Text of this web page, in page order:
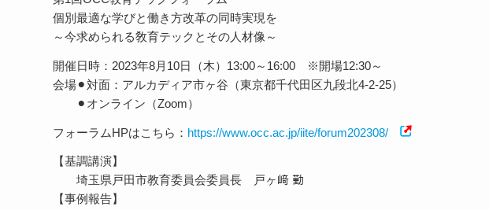
個別最適な学びと働き方改革の同時実現を
～今求められる敎育テックとその人材像～
開催日時：2023年8月10日（木）13:00～16:00 ※開場12:30～
会場⚫︎対面：アルカディア市ヶ谷（東京都千代田区九段北4-2-25）
⚫︎オンライン（Zoom）
フォーラムHPはこちら： https://www.occ.ac.jp/iite/forum202308/
【基調講演】
埼玉県戸田市教育委員会委員長 戸ヶ﨑 勤
【事例報告】